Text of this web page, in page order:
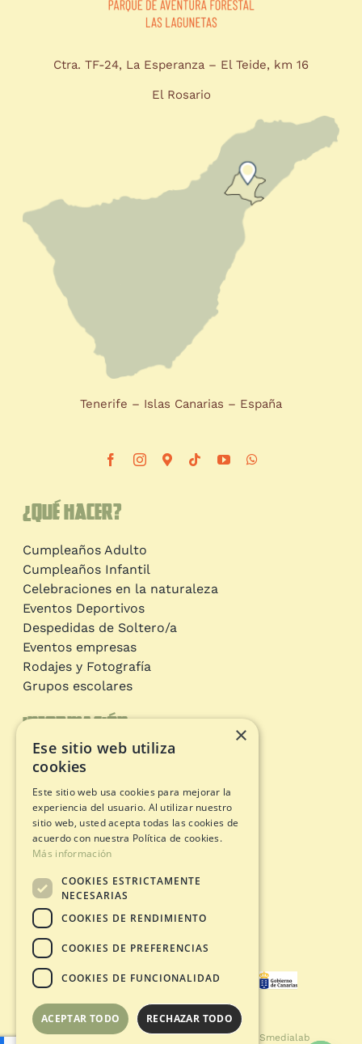
Información
Circuitos de aventura
Estado apertura
Documentos legales
Avíso Legal
Política de Cookies
Condiciones de Compra
Ctra. TF-24, La Esperanza – El Teide, km 16
El Rosario
Tenerife – Islas Canarias – España
¿Qué hacer?
Cumpleaños Adulto
Cumpleaños Infantil
Celebraciones en la naturaleza
Eventos Deportivos
Despedidas de Soltero/a
Eventos empresas
Rodajes y Fotografía
Grupos escolares
© Copyright 2021 - 2026 | Desarrollado por Smedialab
×
Ese sitio web utiliza
cookies
Este sitio web usa cookies para mejorar la
experiencia del usuario. Al utilizar nuestro
sitio web, usted acepta todas las cookies de
acuerdo con nuestra Política de cookies.
Más información
COOKIES ESTRICTAMENTE
NECESARIAS
COOKIES DE RENDIMIENTO
COOKIES DE PREFERENCIAS
COOKIES DE FUNCIONALIDAD
ACEPTAR TODO RECHAZAR TODO